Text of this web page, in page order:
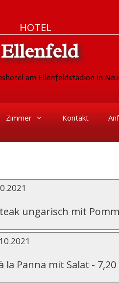
HOTEL
am Ellenfeldstadion in
Zimmer Kontakt
ungarisch mit
la Panna mit Salat - 7,20